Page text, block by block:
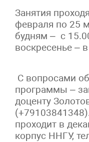
Занятия
февраля по 25
будням – с
воскресенье –
С вопросами
программы –
доценту
проходит в
корпус ННГУ,